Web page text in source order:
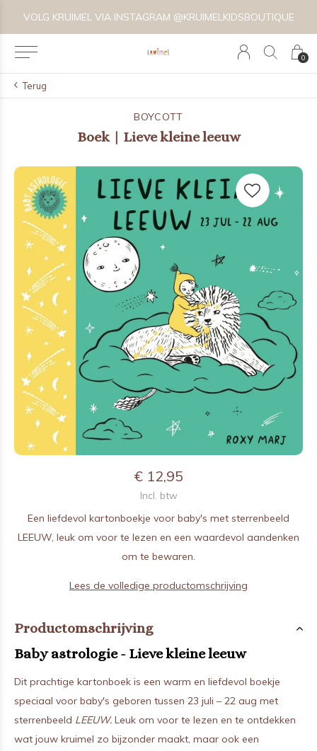
0
VOLG KRUIMEL VIA INSTAGRAM @KRUIMELKIDSBOUTIQUE
Terug
BOYCOTT
Boek | Lieve kleine leeuw
€ 12,95
Incl. btw
Een liefdevol kartonboekje voor baby's met sterrenbeeld
LEEUW, leuk om voor te lezen en een waardevol aandenken
om te bewaren.
Lees de volledige productomschrijving
Productomschrijving
Baby astrologie - Lieve kleine leeuw
Dit prachtige kartonboek is een warm en liefdevol boekje
speciaal voor baby's geboren tussen 23 juli – 22 aug met
sterrenbeeld LEEUW. Leuk om voor te lezen en te ontdekken
wat jouw kruimel zo bijzonder maakt, maar ook een